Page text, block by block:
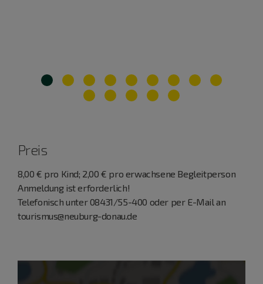
Preis
8,00 € pro Kind; 2,00 € pro erwachsene Begleitperson
Anmeldung ist erforderlich!
Telefonisch unter 08431/55-400 oder per E-Mail an
tourismus@neuburg-donau.de